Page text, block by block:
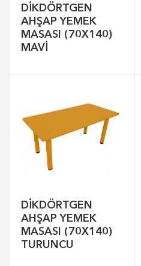
DİKDÖRTGEN
AHŞAP YEMEK
MASASI (70X140)
MAVİ
DİKDÖRTGEN
AHŞAP YEMEK
MASASI (70X140)
TURUNCU